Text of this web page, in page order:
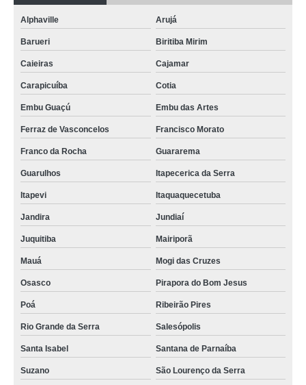
Alphaville Arujá
Barueri Biritiba Mirim
Caieiras Cajamar
Carapicuíba Cotia
Embu Guaçú Embu das Artes
Ferraz de Vasconcelos Francisco Morato
Franco da Rocha Guararema
Guarulhos Itapecerica da Serra
Itapevi Itaquaquecetuba
Jandira Jundiaí
Juquitiba Mairiporã
Mauá Mogi das Cruzes
Osasco Pirapora do Bom Jesus
Poá Ribeirão Pires
Rio Grande da Serra Salesópolis
Santa Isabel Santana de Parnaíba
Suzano São Lourenço da Serra